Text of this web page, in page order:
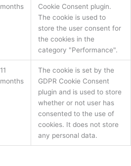
months
Cookie Consent plugin.
The cookie is used to
store the user consent for
the cookies in the
category "Performance".
11
months
The cookie is set by the
GDPR Cookie Consent
plugin and is used to store
whether or not user has
consented to the use of
cookies. It does not store
any personal data.